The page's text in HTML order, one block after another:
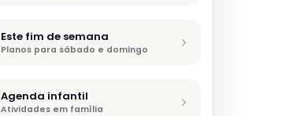
Este fim de semana
Planos para sábado e domingo
Agenda infantil
Atividades em família